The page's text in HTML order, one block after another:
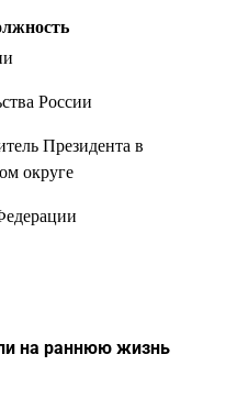
России
Президента в
округе
на раннюю жизнь